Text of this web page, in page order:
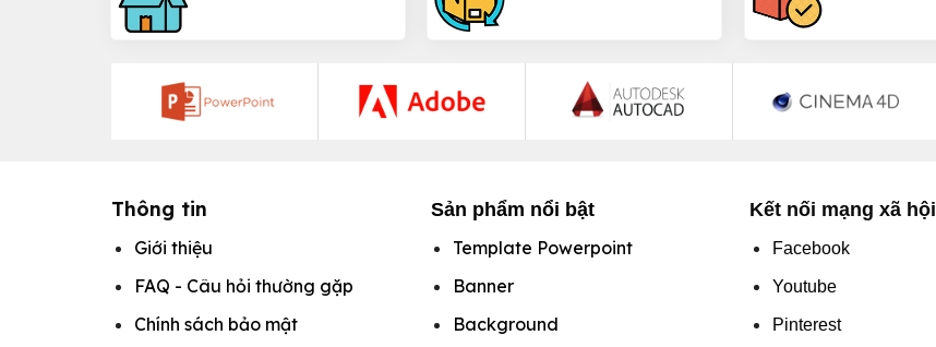
Thông tin
Giới thiệu
FAQ - Câu hỏi thường gặp
Chính sách bảo mật
Sản phẩm nổi bật
Template Powerpoint
Banner
Background
Kết nối mạng xã hội
Facebook
Youtube
Pinterest